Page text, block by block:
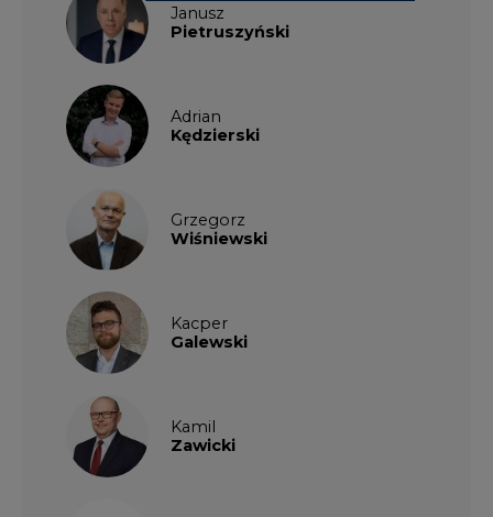
Janusz
Pietruszyński
Adrian
Kędzierski
Grzegorz
Wiśniewski
Kacper
Galewski
Kamil
Zawicki